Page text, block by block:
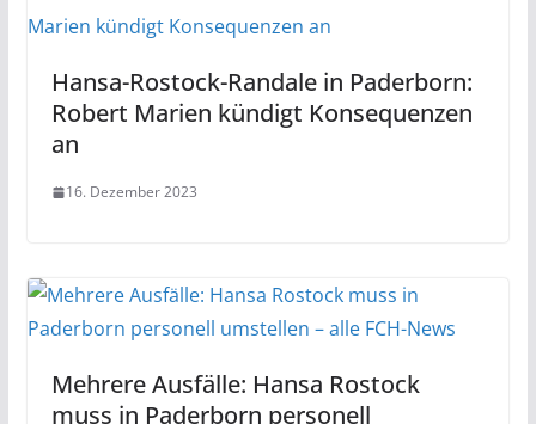
Hansa-Rostock-Randale in Paderborn:
Robert Marien kündigt Konsequenzen
an
16. Dezember 2023
Mehrere Ausfälle: Hansa Rostock
muss in Paderborn personell